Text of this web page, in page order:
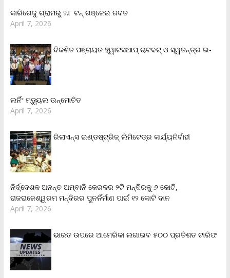
କାରିଗେଜୁ ଗ୍ରାମରୁ ୨.୮ ଟନ୍ ଗଞ୍ଜେଇ ଜବତ
April 7, 2026
ବିକଶିତ ପଞ୍ଚାୟତ ହ୍ୱାଟସଆପ୍ ଚାଟବଟ୍ ଓ ସ୍ୱତନ୍ତ୍ର ଇ-
ଲର୍ନିଂ ମଡ୍ୟୁଲ ଉନ୍ମୋଚିତ
April 7, 2026
ରିଲାଏନ୍‌ସ ଇଣ୍ଡଷ୍ଟ୍ରିଜ୍ ଲିମିଟେଡ୍‌ର କାର୍ଯ୍ୟନିର୍ବାହୀ
ନିର୍ଦ୍ଦେଶକ ଅନନ୍ତ ଅମ୍ବାନି କେରଳର ୨ଟି ମନ୍ଦିରକୁ ୬ କୋଟି,
ରାଜରାଜେଶ୍ୱରମ ମନ୍ଦିରର ପୁନର୍ନିର୍ମାଣ ପାଇଁ ୧୨ କୋଟି ଦାନ
April 7, 2026
ଭାରତ ଉପରେ ଆମେରିକା ଲଗାଇବ ୫୦୦ ପ୍ରତିଶତ ଟାରିଫ